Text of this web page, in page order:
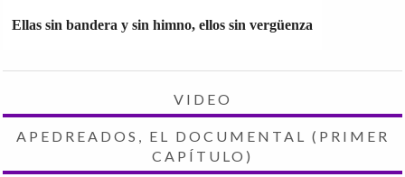
Ellas sin bandera y sin himno, ellos sin vergüenza
VIDEO
APEDREADOS, EL DOCUMENTAL (PRIMER
CAPÍTULO)